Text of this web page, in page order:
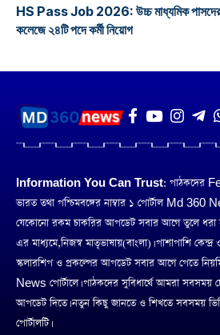
HS Pass Job 2026: উচ্চ মাধ্যমিক পাসদের
কলেজে ২৪টি পদে কর্মী নিয়োগ
Information You Can Trust: পাঠকদের
ভারত তথা পশ্চিমবঙ্গের নাম্বার ১ পোর্টাল Md 360
যেকোনো রকম চাকরির আপডেট সবার আগে তুলে
এর মাধ্যমে,নিজস্ব মাতৃভাষায়(বাংলা)। পাশাপাশি
স্কলারশিপ ও প্রকল্পের আপডেট সবার আগে পেতে
News পোর্টালে। পাঠকদের সুবিধার্থে আমরা সবসময়
আপডেট দিতে। নতুন কিছু জানতে ও শিখতে
পোর্টালটি।